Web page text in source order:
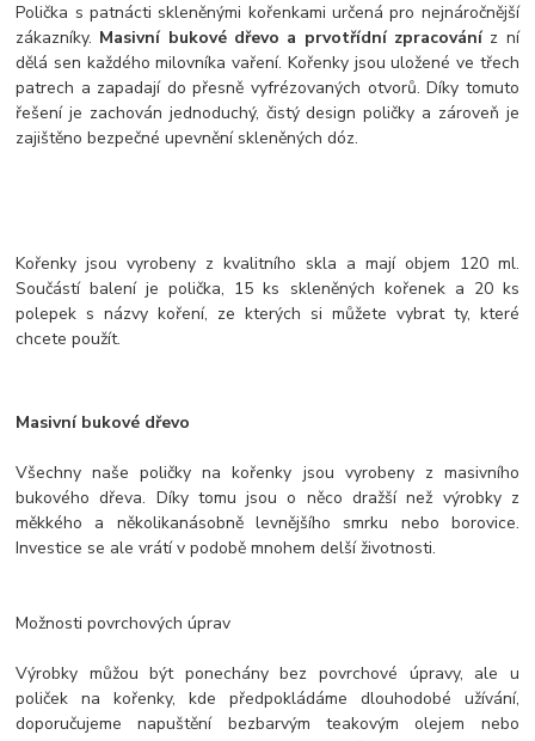
Polička s patnácti skleněnými kořenkami určená pro nejnáročnější
zákazníky. Masivní bukové dřevo a prvotřídní zpracováníz ní
dělá sen každého milovníka vaření. Kořenky jsou uložené ve třech
patrech a zapadají do přesně vyfrézovaných otvorů. Díky tomuto
řešení je zachován jednoduchý, čistý design poličky a zároveň je
zajištěno bezpečné upevnění skleněných dóz.
Kořenky jsou vyrobeny z kvalitního skla a mají objem 120 ml.
Součástí balení je polička, 15 ks skleněných kořenek a 20 ks
polepek s názvy koření, ze kterých si můžete vybrat ty, které
chcete použít.
Masivní bukové dřevo
Všechny naše poličky na kořenky jsou vyrobeny z masivního
bukového dřeva. Díky tomu jsou o něco dražší než výrobky z
měkkého a několikanásobně levnějšího smrku nebo borovice.
Investice se ale vrátí v podobě mnohem delší životnosti.
Možnosti povrchových úprav
Výrobky můžou být ponechány bez povrchové úpravy, ale u
poliček na kořenky, kde předpokládáme dlouhodobé užívání,
doporučujeme napuštění bezbarvým teakovým olejem nebo